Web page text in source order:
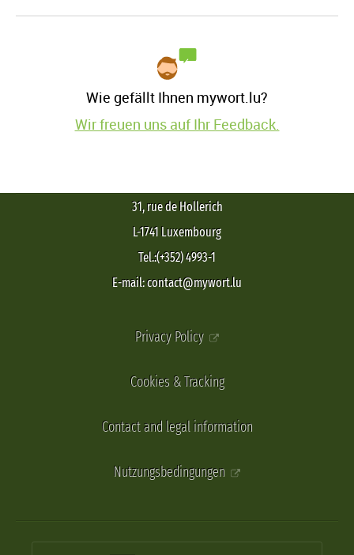
Wie gefällt Ihnen mywort.lu?
Wir freuen uns auf Ihr Feedback.
31, rue de Hollerich
L-1741 Luxembourg
Tel.:(+352) 4993-1
E-mail: contact@mywort.lu
Privacy Policy
Cookies & Tracking
Contact and legal information
Nutzungsbedingungen